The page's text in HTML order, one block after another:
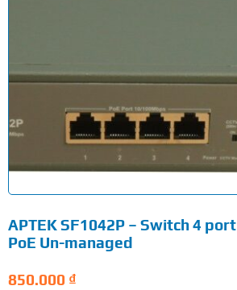
APTEK SF1042P – Switch 4 port
PoE Un-managed
850.000 ₫